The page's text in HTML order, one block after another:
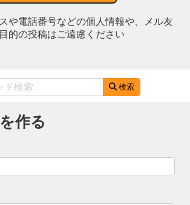
や電話番号などの個人情報や、メル友
的の投稿はご遠慮ください
検索
作る